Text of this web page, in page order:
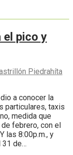
el pico y
Piedrahíta
a conocer la
particulares, taxis
medida que
febrero, con el
las 8:00p.m., y
31 de…